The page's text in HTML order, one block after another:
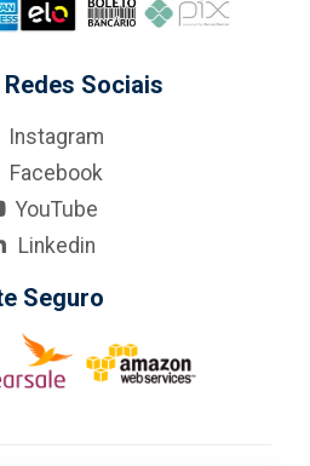
Sociais
Instagram
Facebook
YouTube
Linkedin
Seguro